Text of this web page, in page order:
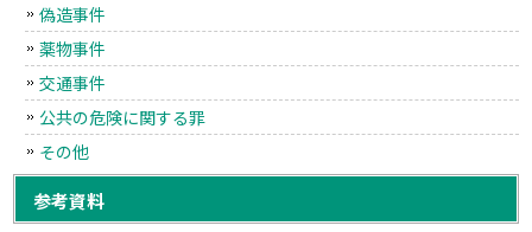
偽造事件
薬物事件
交通事件
公共の危険に関する罪
その他
参考資料